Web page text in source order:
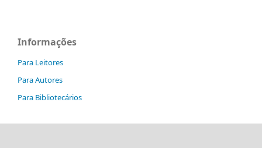
Informações
Para Leitores
Para Autores
Para Bibliotecários